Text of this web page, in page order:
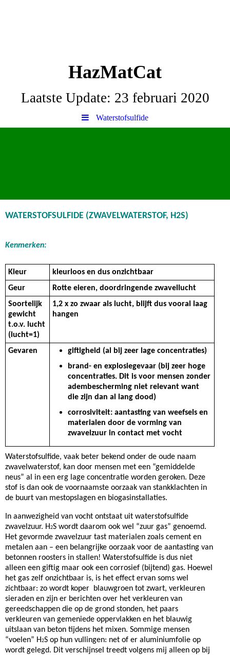
HazMatCat
Laatste Update: 23 februari 2020
Waterstofsulfide
WATERSTOFSULFIDE (ZWAVELWATERSTOF, H2S)
Kenmerken:
Kleur
kleurloos en dus onzichtbaar
Geur
Rotte eieren, doordringende zwavellucht
Soortelijk
gewicht
t.o.v. lucht
(lucht=1)
1,2 x zo zwaar als lucht, blijft dus vooral laag
hangen
Gevaren
giftigheid (al bij zeer lage concentraties)
brand- en explosiegevaar (bij zeer hoge
concentraties. Dit is voor mensen zonder
adembescherming niet relevant want
die zijn dan al lang dood)
corrosiviteit: aantasting van weefsels en
materialen door de vorming van
zwavelzuur in contact met vocht
Waterstofsulfide, vaak beter bekend onder de oude naam
zwavelwaterstof, kan door mensen met een “gemiddelde
neus” al in een erg lage concentratie worden geroken. Deze
stof is dan ook de voornaamste oorzaak van stankklachten in
de buurt van mestopslagen en biogasinstallaties.
In aanwezigheid van vocht ontstaat uit waterstofsulfide
zwavelzuur. H2S wordt daarom ook wel “zuur gas” genoemd.
Het gevormde zwavelzuur tast materialen zoals cement en
metalen aan – een belangrijke oorzaak voor de aantasting van
betonnen roosters in stallen! Waterstofsulfide is dus niet
alleen een giftig maar ook een corrosief (bijtend) gas. Hoewel
het gas zelf onzichtbaar is, is het effect ervan soms wel
zichtbaar: zo wordt koper blauwgroen tot zwart, verkleuren
sieraden en zijn er berichten over het verkleuren van
gereedschappen die op de grond stonden, het paars
verkleuren van gemeniede oppervlakken en het blauwig
uitslaan van beton tijdens het mixen. Sommige mensen
“voelen” H2S op hun vullingen: net of er aluminiumfolie op
wordt gelegd. Dit verschijnsel treedt volgens mij alleen op bij